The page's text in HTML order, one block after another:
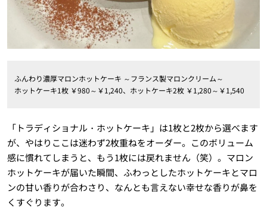
ふんわり濃厚マロンホットケーキ ～フランス製マロンクリーム～
ホットケーキ1枚 ￥980～￥1,240、ホットケーキ2枚 ￥1,280～￥1,540
「トラディショナル・ホットケーキ」は1枚と2枚から選べます
が、やはりここは迷わず2枚重ねをオーダー。このボリューム
感に慣れてしまうと、もう1枚には戻れません（笑）。マロン
ホットケーキが届いた瞬間、ふわっとしたホットケーキとマロ
ンの甘い香りが合わさり、なんとも言えない幸せな香りが鼻を
くすぐります。